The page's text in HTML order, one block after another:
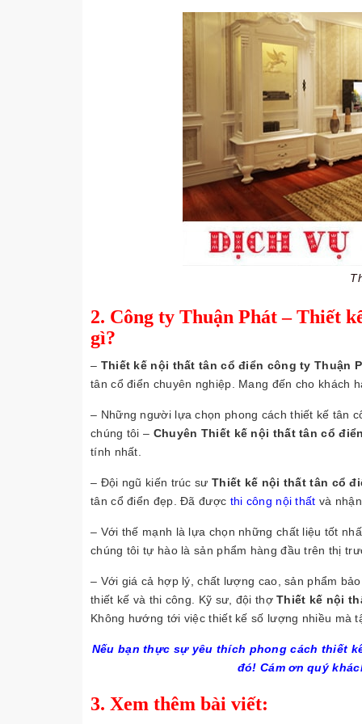
2. Công ty Thuận Phát – Thiết
gì?
– Thiết kế nội thất tân cổ điển công ty Thuận
tân cổ điển chuyên nghiệp. Mang đến cho khách
– Những người lựa chọn phong cách thiết kế tân
chúng tôi – Chuyên Thiết kế nội thất tân cổ
tính nhất.
– Đội ngũ kiến trúc sư Thiết kế nội thất tân cổ
tân cổ điển đẹp. Đã được thi công nội thất và
– Với thế mạnh là lựa chọn những chất liệu tốt
chúng tôi tự hào là sản phẩm hàng đầu trên thị
– Với giá cả hợp lý, chất lượng cao, sản phẩm
thiết kế và thi công. Kỹ sư, đội thợThiết kế nội
Không hướng tới việc thiết kế số lượng nhiều mà
Nếu bạn thực sự yêu thích phong cách thiết
đó! Cám ơn quý
3. Xem thêm bài viết: